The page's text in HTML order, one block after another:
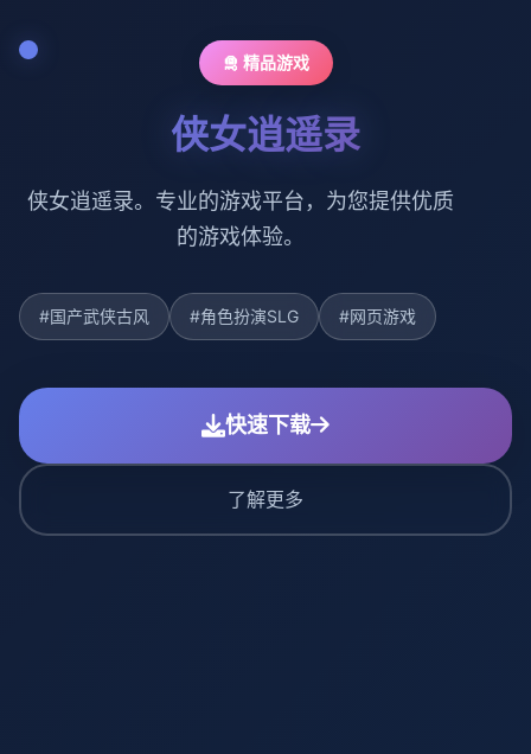
🛅 精品游戏
侠女逍遥录
侠女逍遥录。专业的游戏平台，为您提供优质
的游戏体验。
#国产武侠古风 #角色扮演SLG #网页游戏
快速下载
了解更多